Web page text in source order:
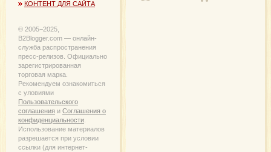
КОНТЕНТ ДЛЯ САЙТА
© 2005−2025,
B2Blogger.com — онлайн-
служба распространения
пресс-релизов. Официально
зарегистрированная
торговая марка.
Рекомендуем ознакомиться
с уловиями
Пользовательского
соглашения и Соглашения о
конфиденциальности
Использование материалов
разрешается при условии
ссылки (для интернет-